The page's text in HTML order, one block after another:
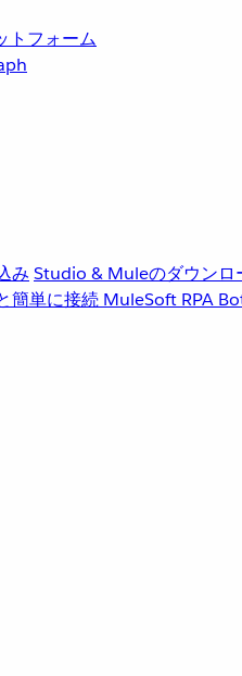
トフォーム
み Studio & Muleのダウンロ
簡単に接続 MuleSoft RPA